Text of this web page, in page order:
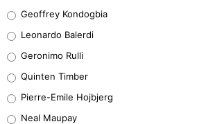
38%
32%
5%
Geoffrey Kondogbia
Leonardo Balerdi
Geronimo Rulli
Quinten Timber
Pierre-Emile Hojbjerg
Neal Maupay